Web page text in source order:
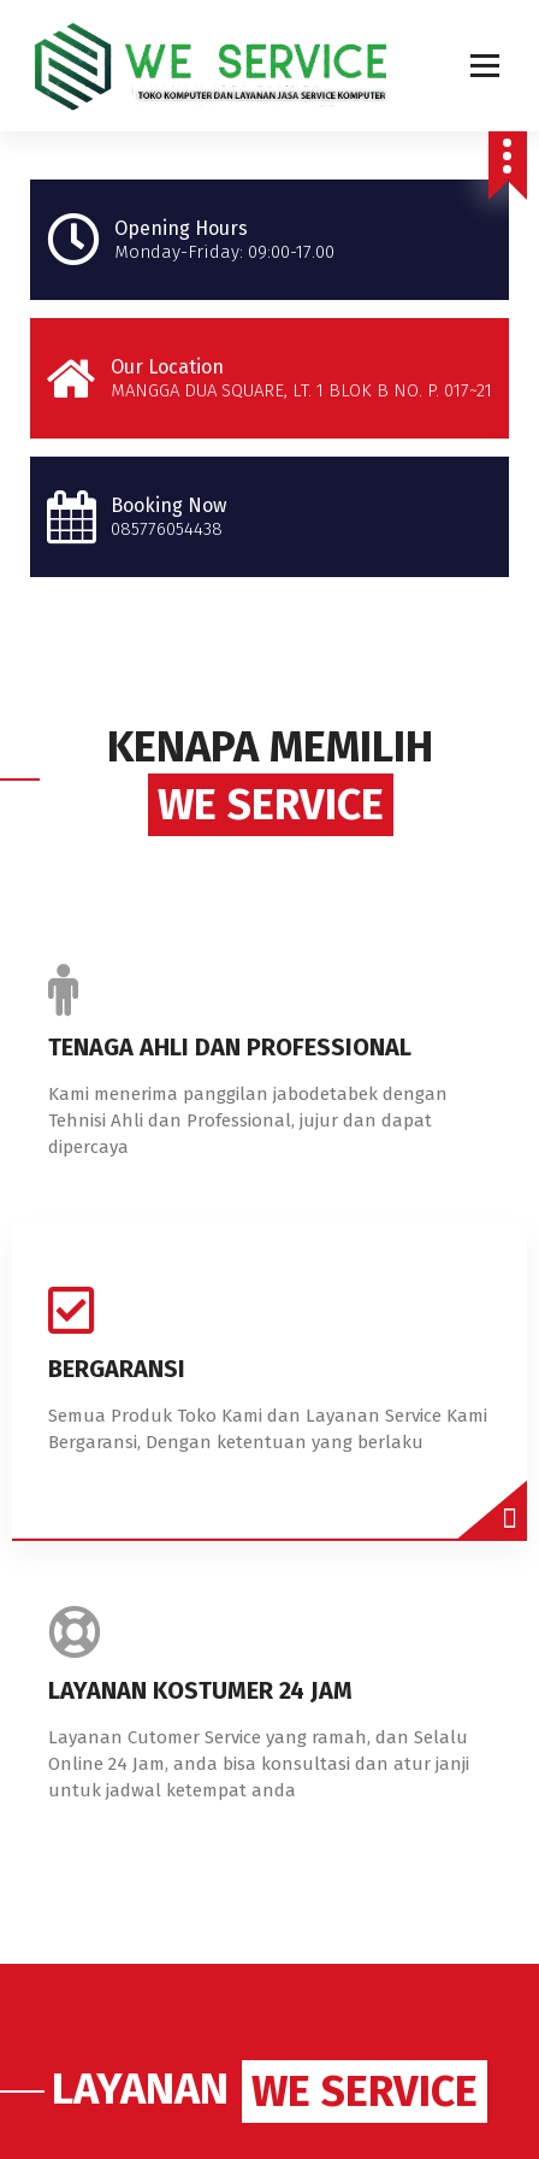
Opening Hours
Monday-Friday: 09:00-17.00
Our Location
MANGGA DUA SQUARE, LT. 1 BLOK B NO. P. 017~21
Booking Now
085776054438
KENAPA MEMILIH
WE SERVICE
TENAGA AHLI DAN PROFESSIONAL
Kami menerima panggilan jabodetabek dengan
Tehnisi Ahli dan Professional, jujur dan dapat
dipercaya
BERGARANSI
Semua Produk Toko Kami dan Layanan Service Kami
Bergaransi, Dengan ketentuan yang berlaku
LAYANAN KOSTUMER 24 JAM
Layanan Cutomer Service yang ramah, dan Selalu
Online 24 Jam, anda bisa konsultasi dan atur janji
untuk jadwal ketempat anda
LAYANAN WE SERVICE